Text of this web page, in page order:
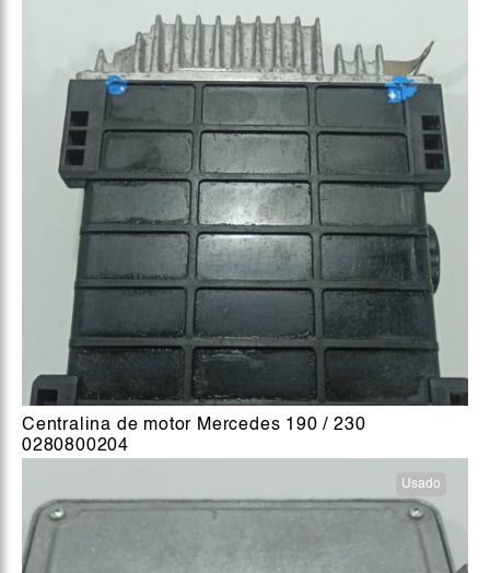
Centralina de motor Mercedes 190 / 230
0280800204
Usado